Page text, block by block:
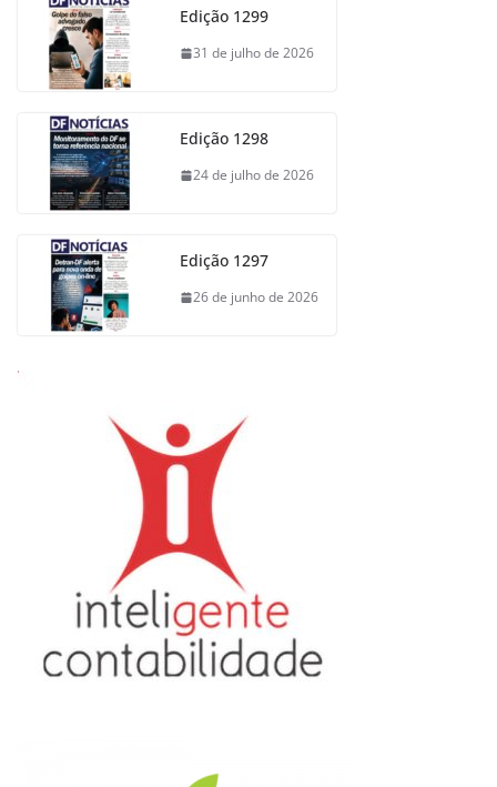
Edição 1299
31 de julho de 2026
Edição 1298
24 de julho de 2026
Edição 1297
26 de junho de 2026